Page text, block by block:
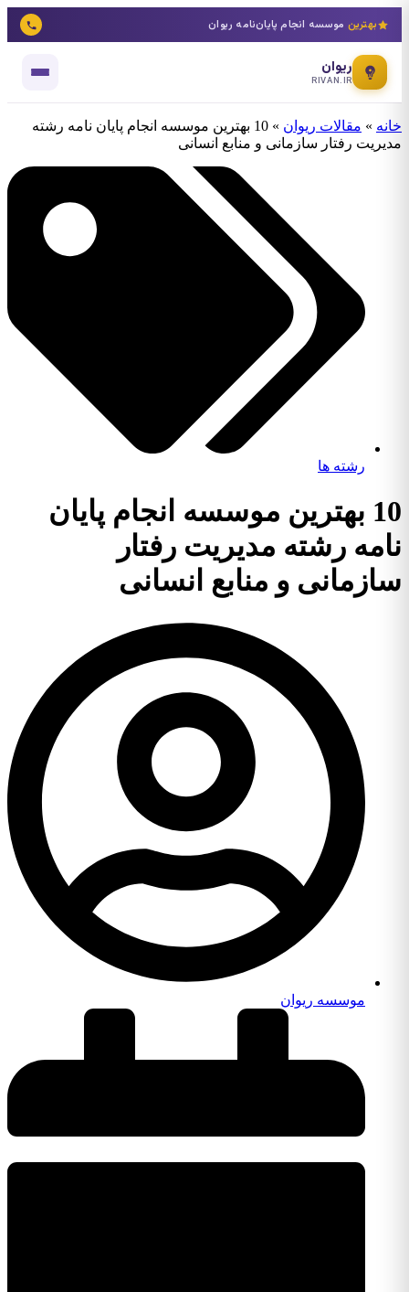
بهترین موسسه انجام پایان‌نامه ریوان
ریوان
RIVAN.IR
خانه » مقالات ریوان »
10 بهترین موسسه انجام پایان نامه رشته
مدیریت رفتار سازمانی و منابع انسانی
رشته ها
10 بهترین موسسه انجام پایان
نامه رشته مدیریت رفتار
سازمانی و منابع انسانی
موسسه ریوان